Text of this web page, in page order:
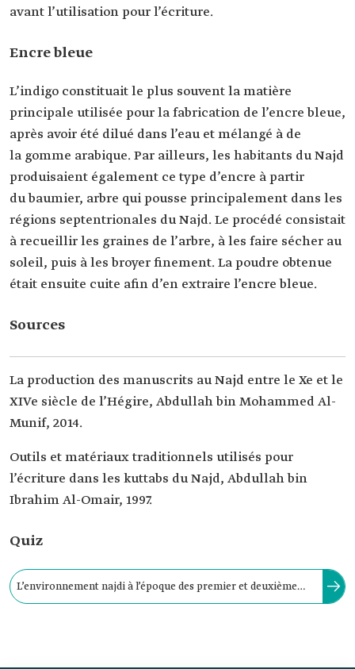
avant l’utilisation pour l’écriture.
Encre bleue
L’indigo constituait le plus souvent la matière
principale utilisée pour la fabrication de l’encre bleue,
après avoir été dilué dans l’eau et mélangé à de
la gomme arabique. Par ailleurs, les habitants du Najd
produisaient également ce type d’encre à partir
du baumier, arbre qui pousse principalement dans les
régions septentrionales du Najd. Le procédé consistait
à recueillir les graines de l’arbre, à les faire sécher au
soleil, puis à les broyer finement. La poudre obtenue
était ensuite cuite afin d’en extraire l’encre bleue.
Sources
La production des manuscrits au Najd entre le Xe et le
XIVe siècle de l’Hégire, Abdullah bin Mohammed Al-
Munif, 2014.
Outils et matériaux traditionnels utilisés pour
l’écriture dans les kuttabs du Najd, Abdullah bin
Ibrahim Al-Omair, 1997.
Quiz
L’environnement najdi à l’époque des premier et deuxième